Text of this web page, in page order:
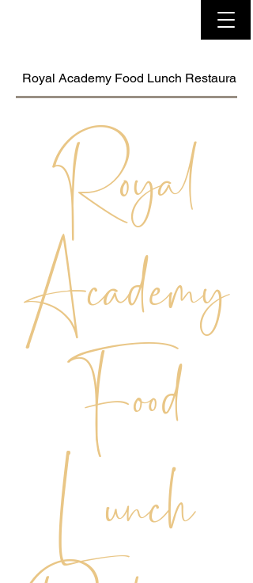
Royal Academy Food Lunch Restaurant
Royal
Academy
Food
Lunch